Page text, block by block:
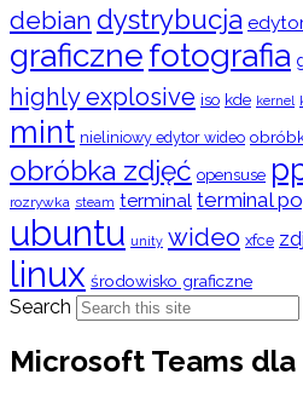
debian dystrybucja
graficznefotografia
highly explosive iso kde kernel
mint nieliniowy edytor wideo
obróbka zdjęć opensuse
rozrywka steam terminal terminal
ubuntu unity wideo xfce
linux środowisko graficzne
Search
Microsoft Teams dla